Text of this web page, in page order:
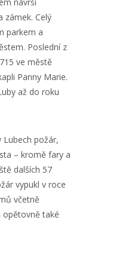
zámek. Celý
parkem a
Poslední z
ve městě
Panny Marie.
až do roku
Lubech požár,
– kromě fary a
dalších 57
vypukl v roce
včetně
opětovně také